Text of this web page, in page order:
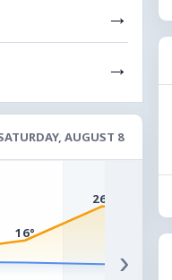
→
→
AUGUST 8
16°
26°
›